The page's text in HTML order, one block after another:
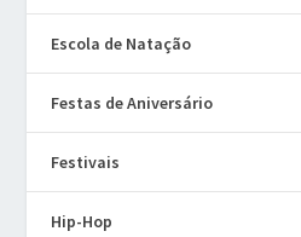
Escola de Natação
Festas de Aniversário
Festivais
Hip-Hop